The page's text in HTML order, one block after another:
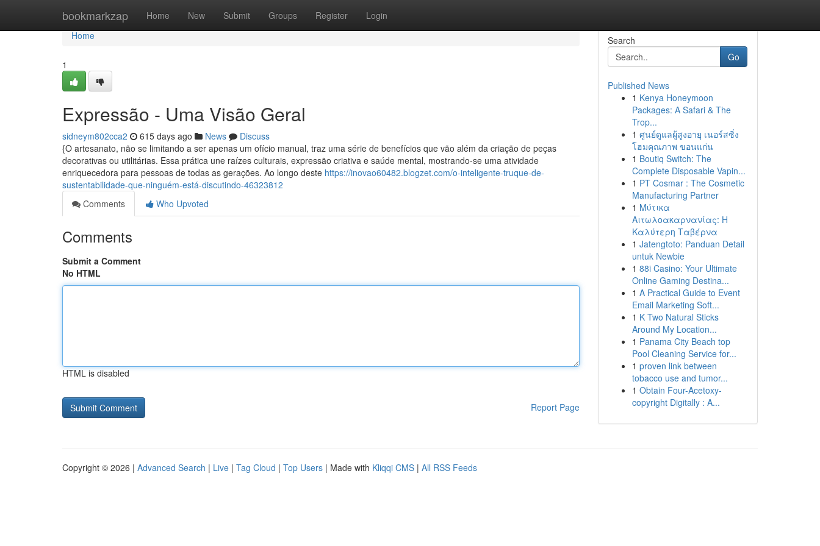
bookmarkzap Home New Submit Groups Register Login
Home
Home
1
Expressão - Uma Visão Geral
sidneym802cca2 615 days ago News
Discuss
{O artesanato, não se limitando a ser apenas um ofício manual, traz uma série de benefícios que vão além da criação de peças
decorativas ou utilitárias. Essa prática une raízes culturais, expressão criativa e saúde mental, mostrando-se uma atividade
enriquecedora para pessoas de todas as gerações. Ao longo deste https://inovao60482.blogzet.com/o-inteligente-truque-de-
sustentabilidade-que-ninguém-está-discutindo-46323812
Comments
Who Upvoted
Comments
Submit a Comment
No HTML
HTML is disabled
Report Page
Search
Go
Published News
1 Kenya Honeymoon
Packages: A Safari & The
Trop...
1 ศูนย์ดูแลผู้สูงอายุ เนอร์สซิ่ง
โฮมคุณภาพ ขอนแก่น
1 Boutiq Switch: The
Complete Disposable Vapin...
1 PT Cosmar : The Cosmetic
Manufacturing Partner
1 Μύτικα
Αιτωλοακαρνανίας: Η
Καλύτερη Ταβέρνα
1 Jatengtoto: Panduan Detail
untuk Newbie
1 88i Casino: Your Ultimate
Online Gaming Destina...
1 A Practical Guide to Event
Email Marketing Soft...
1 K Two Natural Sticks
Around My Location...
1 Panama City Beach top
Pool Cleaning Service for...
1 proven link between
tobacco use and tumor...
1 Obtain Four-Acetoxy-
copyright Digitally : A...
Copyright © 2026 | Advanced Search | Live | Tag Cloud | Top Users | Made with Kliqqi CMS | All RSS Feeds